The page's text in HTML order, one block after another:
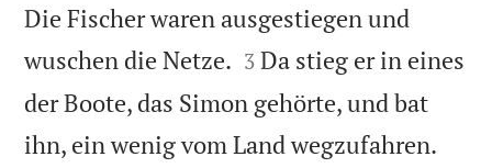
Die Fischer waren ausgestiegen und
wuschen die Netze. 

3 Da stieg er in eines
der Boote, das Simon gehörte, und bat
ihn, ein wenig vom Land wegzufahren.